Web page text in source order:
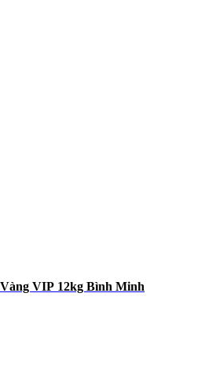
VIP 12kg Bình Minh